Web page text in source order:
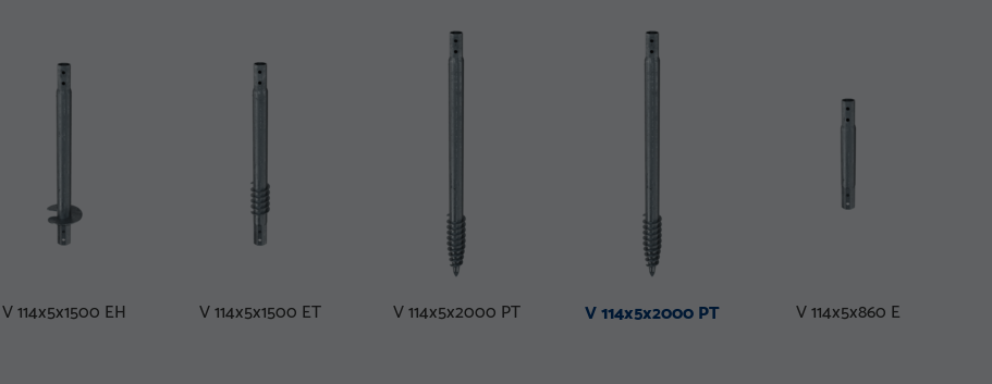
V 114x5x1500 EH V 114x5x1500 ET V 114x5x2000 PT V 114x5x2000 PT V 114x5x860 E